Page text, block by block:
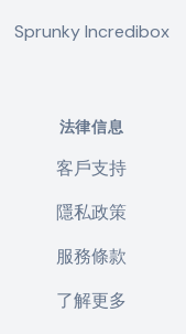
Sprunky Incredibox
法律信息
客戶支持
隱私政策
服務條款
了解更多